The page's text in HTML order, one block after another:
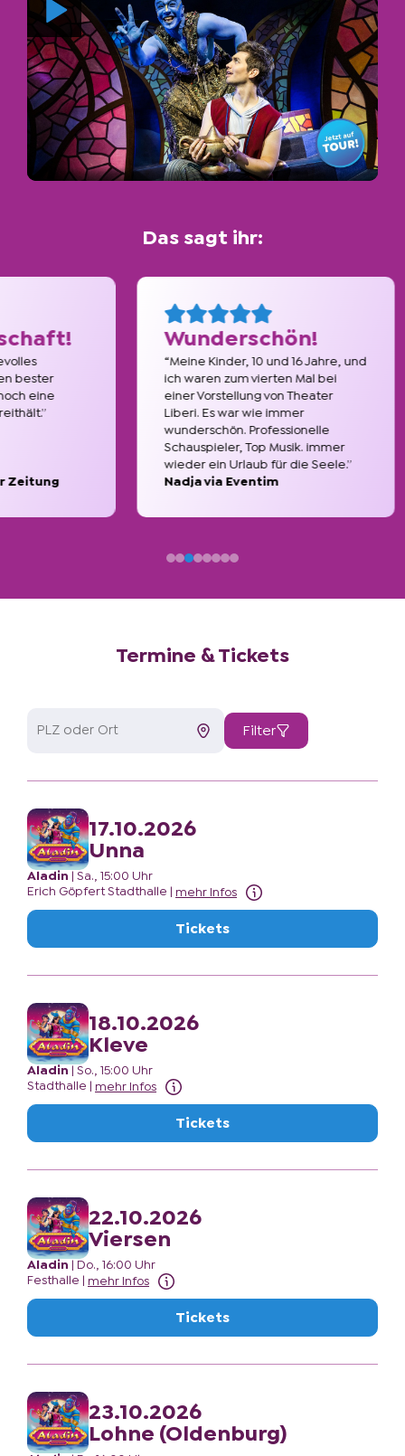
Das sagt ihr:
Wunderschön!
“Meine Kinder, 10 und 16 Jahre, und
ich waren zum vierten Mal bei
einer Vorstellung von Theater
Liberi. Es war wie immer
wunderschön. Professionelle
Schauspieler, Top Musik. immer
wieder ein Urlaub für die Seele.”
Nadja via Eventim
Termine & Tickets
Filter
17.10.2026
Unna
Aladin
Sa., 15:00 Uhr
Erich Göpfert Stadthalle
mehr Infos
Tickets
18.10.2026
Kleve
Aladin
So., 15:00 Uhr
Stadthalle
mehr Infos
Tickets
22.10.2026
Viersen
Aladin
Do., 16:00 Uhr
Festhalle
mehr Infos
Tickets
23.10.2026
Lohne (Oldenburg)